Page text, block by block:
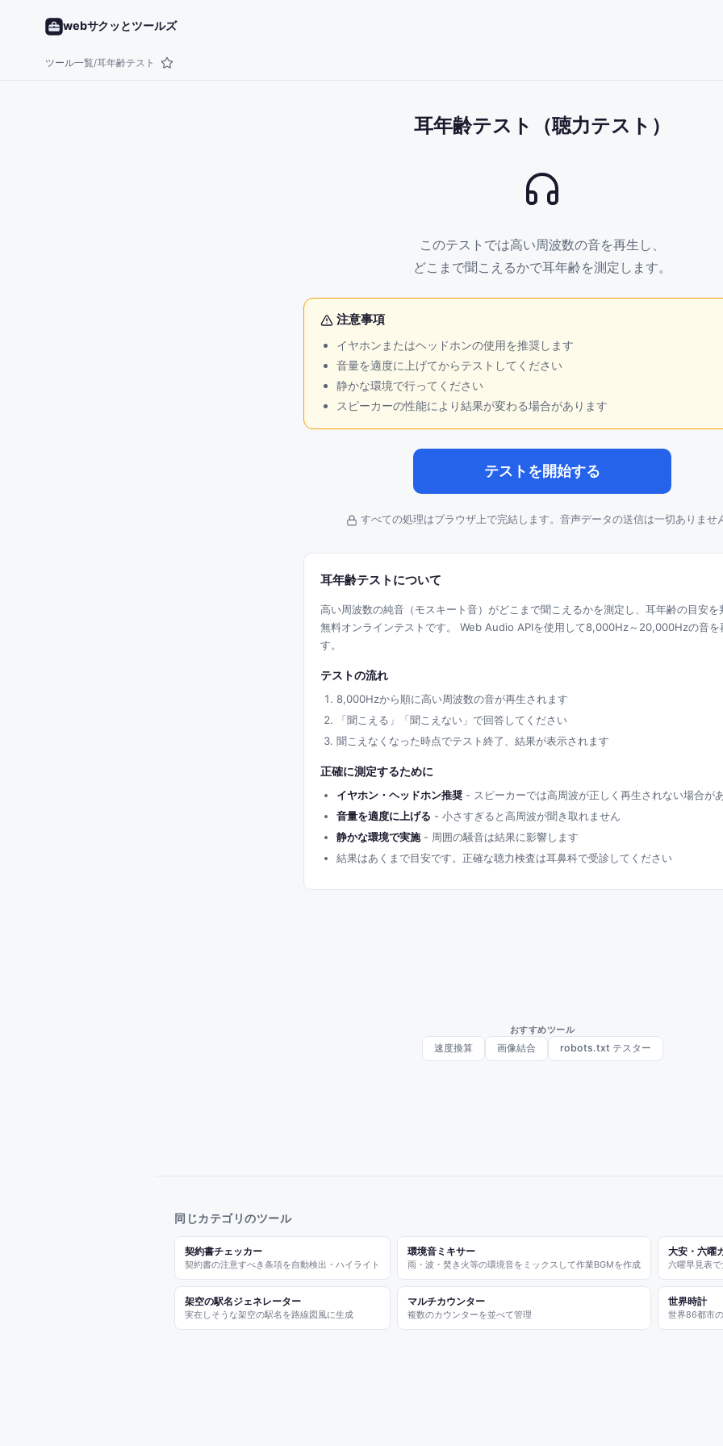
webサクッとツールズ
ツール一覧/耳年齢テスト
耳年齢テスト（聴力テスト）
このテストでは高い周波数の音を再生し、
どこまで聞こえるかで耳年齢を測定します。
注意事項
イヤホンまたはヘッドホンの使用を推奨します
音量を適度に上げてからテストしてください
静かな環境で行ってください
スピーカーの性能により結果が変わる場合があります
テストを開始する
すべての処理はブラウザ上で完結します。音声データの送信は一切ありませ
耳年齢テストについて
高い周波数の純音（モスキート音）がどこまで聞こえるかを測定し、耳年齢の目安を
無料オンラインテストです。 Web Audio APIを使用して8,000Hz～20,000Hzの音を
す。
テストの流れ
8,000Hzから順に高い周波数の音が再生されます
「聞こえる」「聞こえない」で回答してください
聞こえなくなった時点でテスト終了、結果が表示されます
正確に測定するために
イヤホン・ヘッドホン推奨 - スピーカーでは高周波が正しく再生されない場合が
音量を適度に上げる - 小さすぎると高周波が聞き取れません
静かな環境で実施- 周囲の騒音は結果に影響します
結果はあくまで目安です。正確な聴力検査は耳鼻科で受診してください
おすすめツール
速度換算 画像結合 robots.txt テスター
同じカテゴリのツール
契約書チェッカー
契約書の注意すべき条項を自動検出・ハイライト
環境音ミキサー
雨・波・焚き火等の環境音をミックスして作業BGMを作成
大安・六曜
六曜早見表
架空の駅名ジェネレーター
実在しそうな架空の駅名を路線図風に生成
マルチカウンター
複数のカウンターを並べて管理
世界時計
世界86都市